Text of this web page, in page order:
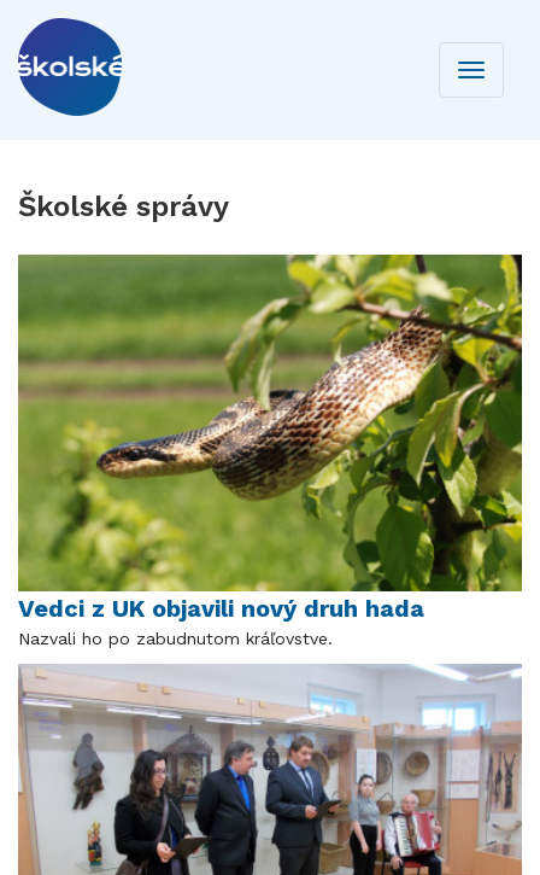
Toggle
Školské správy
Vedci z UK objavili nový druh hada
Nazvali ho po zabudnutom kráľovstve.